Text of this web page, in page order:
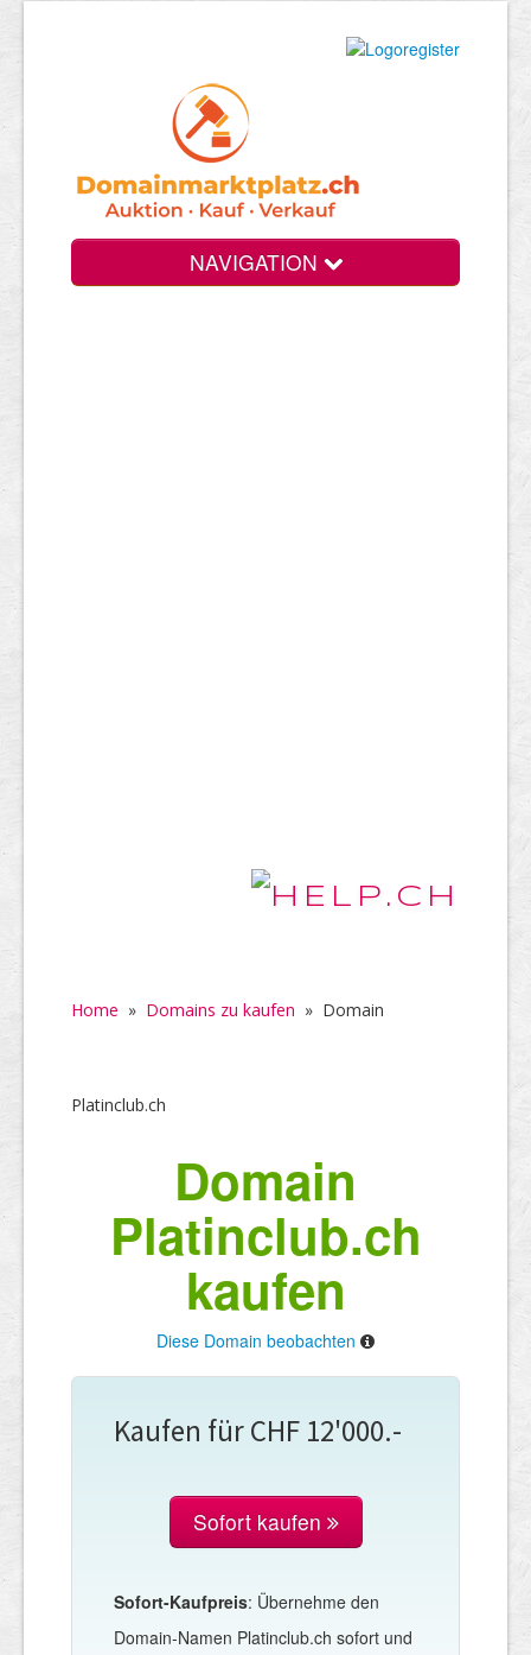
NAVIGATION
Home » Domains zu kaufen » Domain
Platinclub.ch
Domain
Platinclub.ch
kaufen
Diese Domain beobachten
Kaufen für CHF 12'000.-
Sofort kaufen
Sofort-Kaufpreis: Übernehme den
Domain-Namen Platinclub.ch sofort und